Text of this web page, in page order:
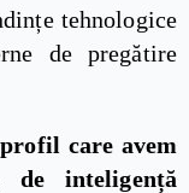
tehnologice
de pregătire
care avem
de inteligență